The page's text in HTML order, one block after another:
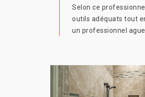
Selon ce
outils adéquats tout
un professionnel